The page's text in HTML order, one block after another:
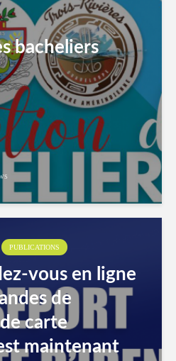
bacheliers
PUBLICATIONS
vous en ligne
de
carte
maintenant